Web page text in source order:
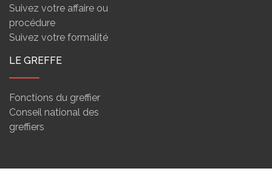
Suivez votre affaire ou
procédure
Suivez votre formalité
LE GREFFE
Fonctions du greffier
Conseil national des
greffiers